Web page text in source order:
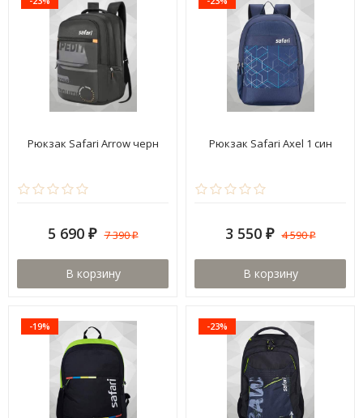
Рюкзак Safari Arrow черн
5 690 ₽ 7 390₽
В корзину
Рюкзак Safari Axel 1 син
3 550 ₽ 4 590₽
В корзину
-19% -23%